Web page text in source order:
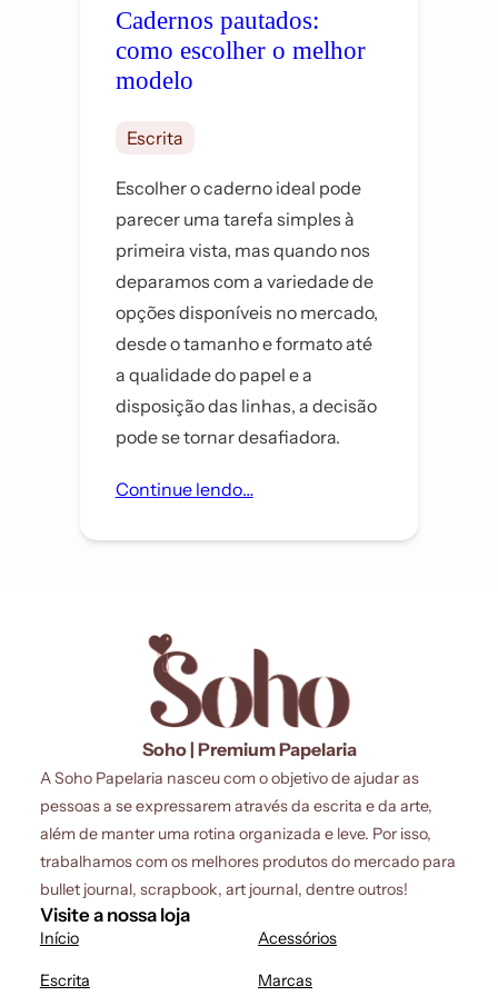
Cadernos pautados:
como escolher o melhor
modelo
Escrita
Escolher o caderno ideal pode
parecer uma tarefa simples à
primeira vista, mas quando nos
deparamos com a variedade de
opções disponíveis no mercado,
desde o tamanho e formato até
a qualidade do papel e a
disposição das linhas, a decisão
pode se tornar desafiadora.
Continue lendo…
Soho | Premium Papelaria
A Soho Papelaria nasceu com o objetivo de ajudar as
pessoas a se expressarem através da escrita e da arte,
além de manter uma rotina organizada e leve. Por isso,
trabalhamos com os melhores produtos do mercado para
bullet journal, scrapbook, art journal, dentre outros!
Visite a nossa loja
Início Acessórios
Escrita Marcas